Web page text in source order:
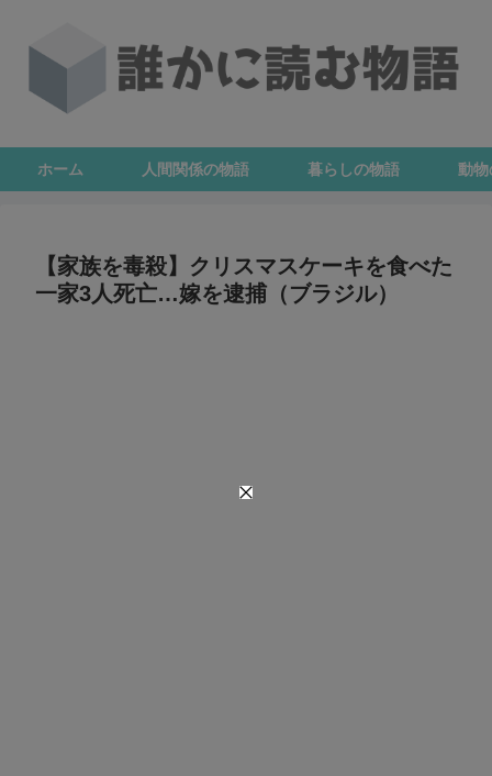
ホーム 人間関係の物語 暮らしの物語 動
【家族を毒殺】クリスマスケーキを食べた
一家3人死亡…嫁を逮捕（ブラジル）